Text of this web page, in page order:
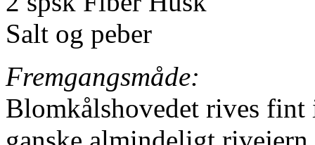
Salt og peber
Fremgangsmåde:
Blomkålshovedet rives fint